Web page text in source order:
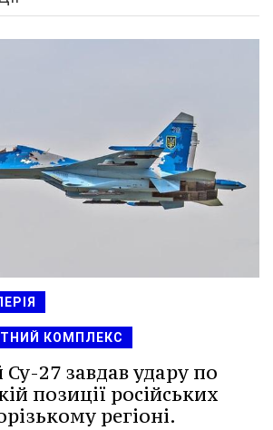
КОМПЛЕКС
27 завдав удару по
позиції російських
регіоні.